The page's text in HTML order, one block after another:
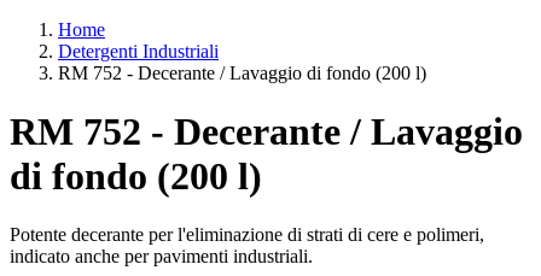
Home
Detergenti Industriali
RM 752 - Decerante / Lavaggio di fondo (200 l)
RM 752 - Decerante / Lavaggio
di fondo (200 l)
Potente decerante per l'eliminazione di strati di cere e polimeri,
indicato anche per pavimenti industriali.